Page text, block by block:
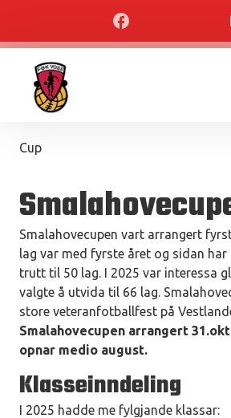
Cup
Smalahovecupen vart arrangert
lag var med fyrste året og sidan
trutt til 50 lag. I 2025 var interessa
valgte å utvida til 66 lag.
store veteranfotballfest på
Smalahovecupen arrangert
opnar medio august.
Klasseinndeling
I 2025 hadde me fylgjande klassar: